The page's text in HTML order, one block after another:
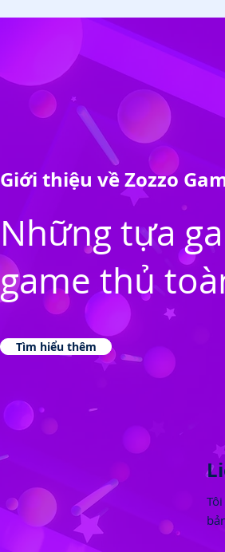
Giới thiệu về Zozzo
Những tựa
game thủ
Tìm hiểu thêm